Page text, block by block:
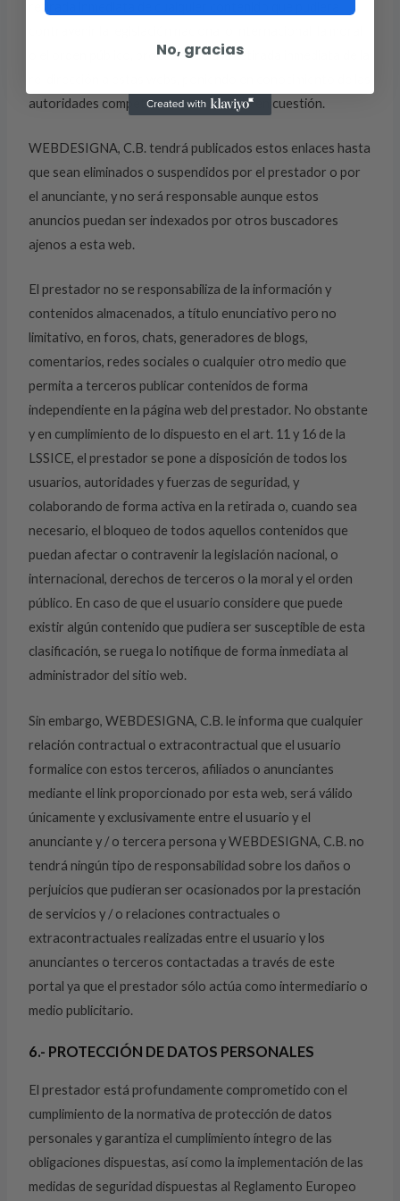
o el orden público, procediendo a la retirada inmediata de la
autoridades competentes el contenido en cuestión.
WEBDESIGNA, C.B. tendrá publicados estos enlaces hasta
que sean eliminados o suspendidos por el prestador o por
el anunciante, y no será responsable aunque estos
anuncios puedan ser indexados por otros buscadores
ajenos a esta web.
El prestador no se responsabiliza de la información y
contenidos almacenados, a título enunciativo pero no
limitativo, en foros, chats, generadores de blogs,
comentarios, redes sociales o cualquier otro medio que
permita a terceros publicar contenidos de forma
independiente en la página web del prestador. No obstante
y en cumplimiento de lo dispuesto en el art. 11 y 16 de la
LSSICE, el prestador se pone a disposición de todos los
usuarios, autoridades y fuerzas de seguridad, y
colaborando de forma activa en la retirada o, cuando sea
necesario, el bloqueo de todos aquellos contenidos que
puedan afectar o contravenir la legislación nacional, o
internacional, derechos de terceros o la moral y el orden
público. En caso de que el usuario considere que puede
existir algún contenido que pudiera ser susceptible de esta
clasificación, se ruega lo notifique de forma inmediata al
administrador del sitio web.
Sin embargo, WEBDESIGNA, C.B. le informa que cualquier
relación contractual o extracontractual que el usuario
formalice con estos terceros, afiliados o anunciantes
mediante el link proporcionado por esta web, será válido
únicamente y exclusivamente entre el usuario y el
anunciante y / o tercera persona y WEBDESIGNA, C.B. no
tendrá ningún tipo de responsabilidad sobre los daños o
perjuicios que pudieran ser ocasionados por la prestación
de servicios y / o relaciones contractuales o
extracontractuales realizadas entre el usuario y los
anunciantes o terceros contactadas a través de este
portal ya que el prestador sólo actúa como intermediario o
medio publicitario.
6.- PROTECCIÓN DE DATOS PERSONALES
El prestador está profundamente comprometido con el
cumplimiento de la normativa de protección de datos
personales y garantiza el cumplimiento íntegro de las
obligaciones dispuestas, así como la implementación de las
medidas de seguridad dispuestas al Reglamento Europeo
No, gracias